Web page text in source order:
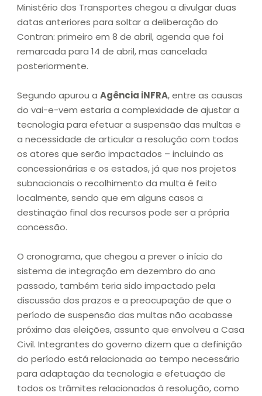
Ministério dos Transportes chegou a divulgar duas
datas anteriores para soltar a deliberação do
Contran: primeiro em 8 de abril, agenda que foi
remarcada para 14 de abril, mas cancelada
posteriormente.
Segundo apurou a Agência iNFRA, entre as causas
do vai-e-vem estaria a complexidade de ajustar a
tecnologia para efetuar a suspensão das multas e
a necessidade de articular a resolução com todos
os atores que serão impactados – incluindo as
concessionárias e os estados, já que nos projetos
subnacionais o recolhimento da multa é feito
localmente, sendo que em alguns casos a
destinação final dos recursos pode ser a própria
concessão.
O cronograma, que chegou a prever o início do
sistema de integração em dezembro do ano
passado, também teria sido impactado pela
discussão dos prazos e a preocupação de que o
período de suspensão das multas não acabasse
próximo das eleições, assunto que envolveu a Casa
Civil. Integrantes do governo dizem que a definição
do período está relacionada ao tempo necessário
para adaptação da tecnologia e efetuação de
todos os trâmites relacionados à resolução, como